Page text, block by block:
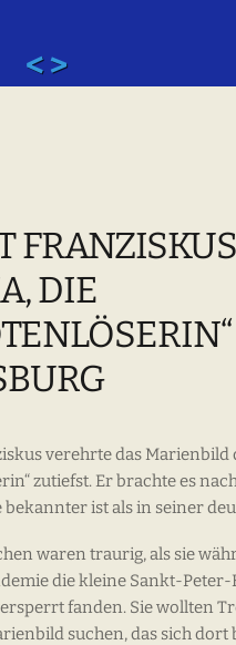
< >
DIE
verehrte das Marienbild
zutiefst. Er brachte es
bekannter ist als in seiner
waren traurig, als sie
die kleine Sankt-
fanden. Sie wollten
suchen, das sich dort